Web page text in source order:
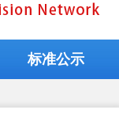
标准公示